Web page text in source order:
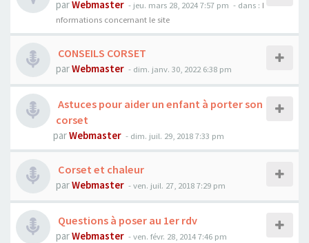
parWebmaster - jeu. mars 28, 2024 7:57 pm - dans : I
nformations concernant le site
CONSEILS CORSET
parWebmaster - dim. janv. 30, 2022 6:38 pm
Astuces pour aider un enfant à porter son
corset
parWebmaster - dim. juil. 29, 2018 7:33 pm
Corset et chaleur
parWebmaster - ven. juil. 27, 2018 7:29 pm
Questions à poser au 1er rdv
parWebmaster - ven. févr. 28, 2014 7:46 pm